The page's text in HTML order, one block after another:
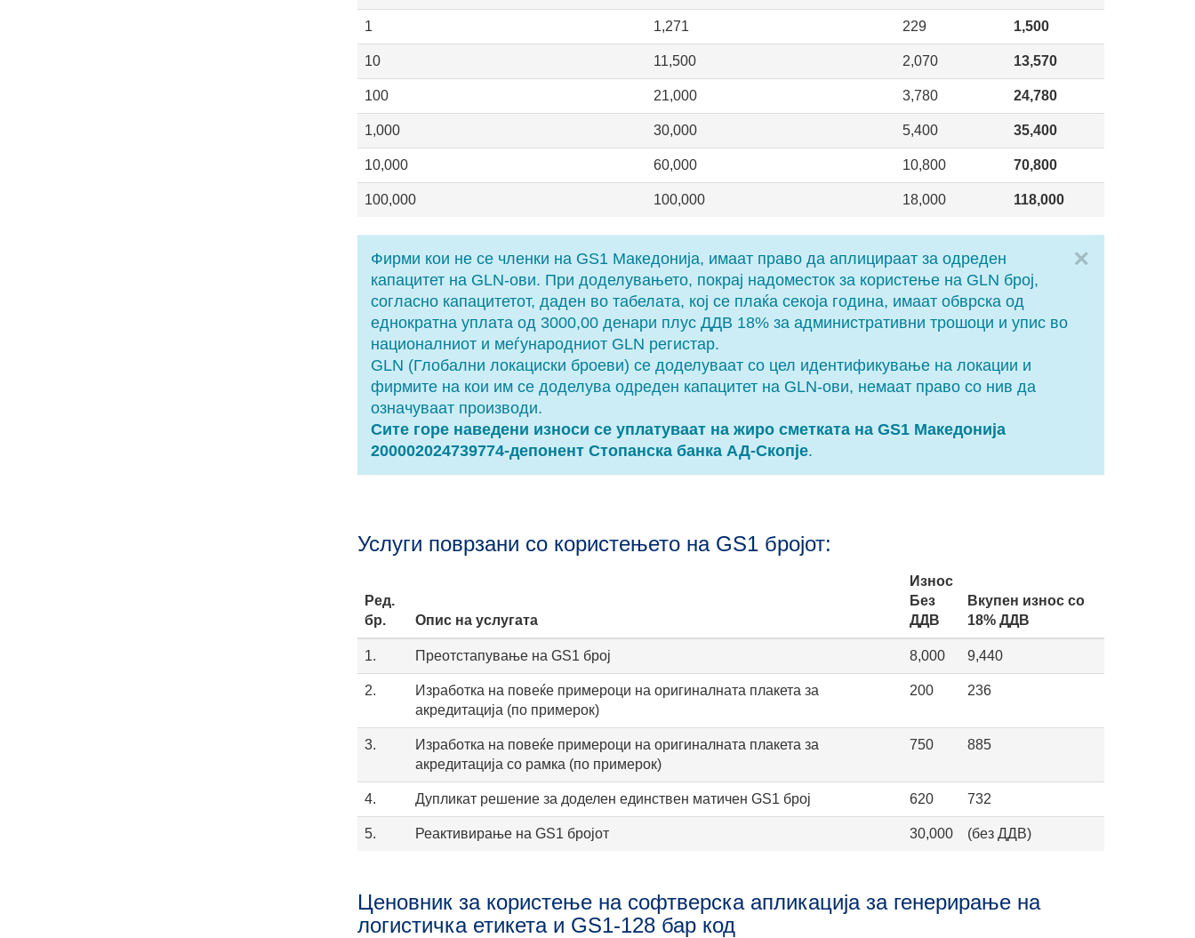
1 1,271 229 1,500
10 11,500 2,070 13,570
100 21,000 3,780 24,780
1,000 30,000 5,400 35,400
10,000 60,000 10,800 70,800
100,000 100,000 18,000 118,000
Фирми кои не се членки на GS1 Македонија, имаат право да аплицираат за одреден
капацитет на GLN-ови. При доделувањето, покрај надоместок за користење на GLN број,
согласно капацитетот, даден во табелата, кој се плаќа секоја година, имаат обврска од
еднократна уплата од 3000,00 денари плус ДДВ 18% за административни трошоци и упис во
националниот и меѓународниот GLN регистар.
GLN (Глобални локациски броеви) се доделуваат со цел идентификување на локации и
фирмите на кои им се доделува одреден капацитет на GLN-ови, немаат право со нив да
означуваат производи.
Сите горе наведени износи се уплатуваат на жиро сметката на GS1 Македонија
200002024739774-депонент Стопанска банка АД-Скопје.
Услуги поврзани со користењето на GS1 бројот:
Ред.
бр.
Опис на услугата
Износ
Без
ДДВ
Вкупен износ со
18% ДДВ
1. Преотстапување на GS1 број 8,000 9,440
2.
Изработка на повеќе примероци на оригиналната плакета за
акредитација (по примерок)
200 236
3.
Изработка на повеќе примероци на оригиналната плакета за
акредитација со рамка (по примерок)
750 885
4. Дупликат решение за доделен единствен матичен GS1 број 620 732
5. Реактивирање на GS1 бројот 30,000 (без ДДВ)
Ценовник за користење на софтверска апликација за генерирање на
логистичка етикета и GS1-128 бар код